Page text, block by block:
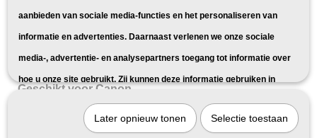
Toners
Geschikt voor HP
Geschikt voor Samsung
Geschikt voor Canon
Geschikt voor Kyocera
Geschikt voor Xerox
Geschikt voor OKI
aanbieden van sociale media-functies en het personaliseren van
informatie en advertenties. Daarnaast verlenen we onze sociale
media-, advertentie- en analysepartners toegang tot informatie over
hoe u onze site gebruikt. Zij kunnen deze informatie gebruiken in
door uw gebruik van hun diensten of die u hen hebt verstrekt.
Later opnieuw tonen Selectie toestaan